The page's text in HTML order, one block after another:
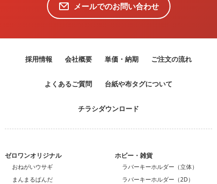
メールでのお問い合わせ
採用情報 会社概要 単価・納期 ご注文の流れ
よくあるご質問 台紙や布タグについて
チラシダウンロード
ゼロワンオリジナル
おねがいウサギ
まんまるぱんだ
ホビー・雑貨
ラバーキーホルダー（立体）
ラバーキーホルダー（2D）